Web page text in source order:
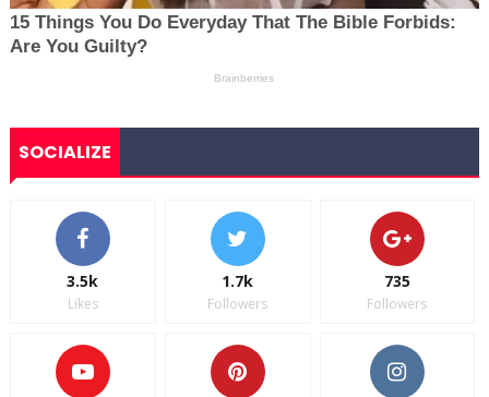
SOCIALIZE
3.5k
Likes
1.7k
Followers
735
Followers